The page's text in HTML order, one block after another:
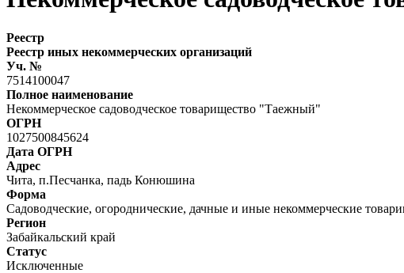
Реестр
Реестр иных некоммерческих организаций
Уч. №
7514100047
Полное наименование
Некоммерческое садоводческое товарищество "Таежный"
ОГРН
1027500845624
Дата ОГРН
Адрес
Чита, п.Песчанка, падь Конюшина
Форма
Садоводческие, огороднические, дачные и иные некоммерческие
Регион
Забайкальский край
Статус
Исключенные